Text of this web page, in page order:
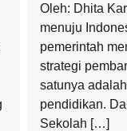
Oleh: Dhita
menuju
pemerintah
strategi
satunya
pendidikan.
Sekolah […]